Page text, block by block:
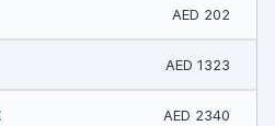
AED 202
AED 1323
AED 2340